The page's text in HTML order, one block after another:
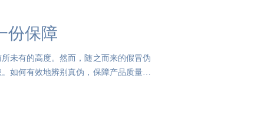
份保障
未有的高度。然而，随之而来的假冒伪
如何有效地辨别真伪，保障产品质量，